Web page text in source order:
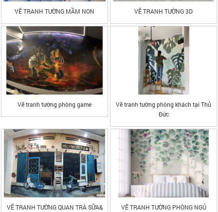
VẼ TRANH TƯỜNG MẦM NON VẼ TRANH TƯỜNG 3D
Vẽ tranh tường phòng game
Vẽ tranh tường phòng khách tại Thủ
Đức
VẼ TRANH TƯỜNG QUAN TRÀ SỮA&
VẼ TRANH TƯỜNG PHÒNG NGỦ